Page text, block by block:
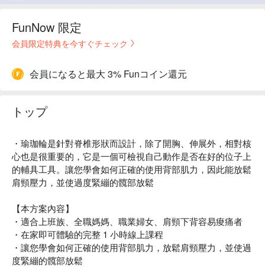
FunNow 限定
会員限定特典を今すぐチェック
会員になると最大 3% Funコイン還元
トップ
・瑜珈輪是針對脊椎形狀而設計，除了開胸、伸展外，相對核
心也是很重要的，它是一個可檢視自己動作是否在好的位子上
的輔具工具。讓您學會如何正確的使用背部肌力，因此能放鬆
肩頸壓力，並使過度緊繃的髖部放鬆
【本方案內容】
・適合上班族、全職媽媽、職業婦女、肩頸下背容易痠痛者
・在家即可體驗的完整 1 小時線上課程
・讓您學會如何正確的使用背部肌力，放鬆肩頸壓力，並使過
度緊繃的髖部放鬆